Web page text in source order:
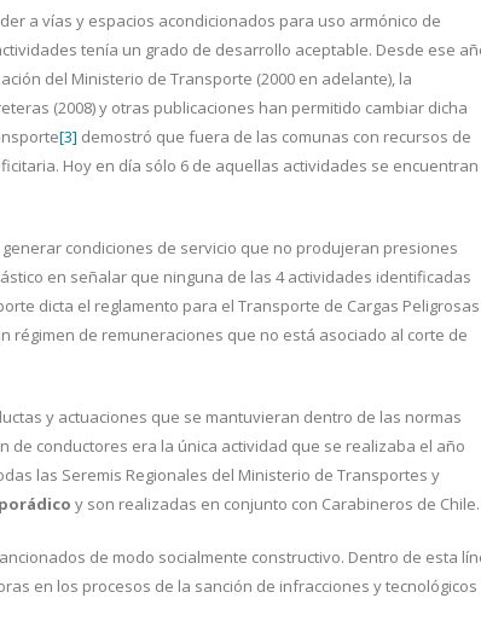
a vías y espacios acondicionados para uso armónico de
tenía un grado de desarrollo aceptable. Desde ese
del Ministerio de Transporte (2000 en adelante), la
(2008) y otras publicaciones han permitido cambiar dicha
[3] demostró que fuera de las comunas con recursos de
Hoy en día sólo 6 de aquellas actividades se encuentran
generar condiciones de servicio que no produjeran presiones
en señalar que ninguna de las 4 actividades identificadas
dicta el reglamento para el Transporte de Cargas Peligrosas
régimen de remuneraciones que no está asociado al corte de
y actuaciones que se mantuvieran dentro de las normas
de conductores era la única actividad que se realizaba el año
las Seremis Regionales del Ministerio de Transportes y
y son realizadas en conjunto con Carabineros de Chile.
de modo socialmente constructivo. Dentro de esta
en los procesos de la sanción de infracciones y tecnológicos